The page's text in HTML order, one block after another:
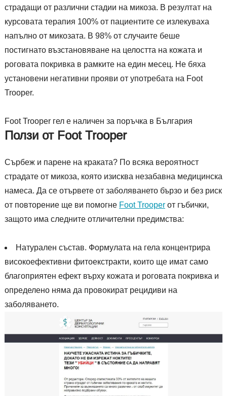
страдащи от различни стадии на микоза. В резултат на
курсовата терапия 100% от пациентите се излекуваха
напълно от микозата. В 98% от случаите беше
постигнато възстановяване на целостта на кожата и
роговата покривка в рамките на един месец. Не бяха
установени негативни прояви от употребата на Foot
Trooper.
Foot Trooper гел е наличен за поръчка в България
Ползи от Foot Trooper
Сърбеж и парене на краката? По всяка вероятност
страдате от микоза, която изисква незабавна медицинска
намеса. Да се отървете от заболяването бързо и без риск
от повторение ще ви помогне Foot Trooperот гъбички,
защото има следните отличителни предимства:
Натурален състав. Формулата на гела концентрира
високоефективни фитоекстракти, които ще имат само
благоприятен ефект върху кожата и роговата покривка и
определено няма да провокират рецидиви на
заболяването.